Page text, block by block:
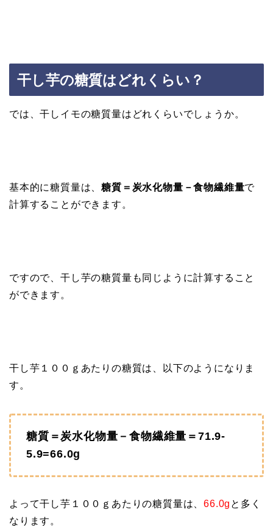
干し芋の糖質はどれくらい？
では、干しイモの糖質量はどれくらいでしょうか。
基本的に糖質量は、糖質＝炭水化物量－食物繊維量で
計算することができます。
ですので、干し芋の糖質量も同じように計算すること
ができます。
干し芋１００ｇあたりの糖質は、以下のようになりま
す。
糖質＝炭水化物量－食物繊維量＝71.9-
5.9=66.0g
よって干し芋１００ｇあたりの糖質量は、66.0g と多く
なります。